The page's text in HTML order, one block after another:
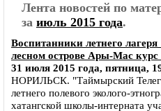
Лента новостей по
за июль 2015 года.
Воспитанники летнего
лесном острове Ары-Мас
31 июля 2015 года, пятница,
НОРИЛЬСК. "Таймырский
летнего полевого эколого-
хатангской школы-интерната